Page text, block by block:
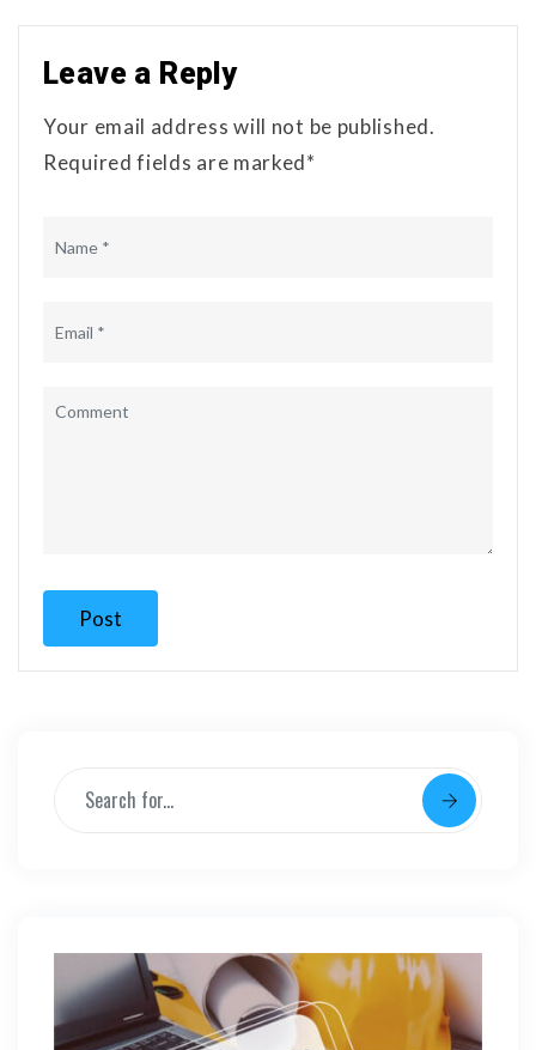
Leave a Reply
Your email address will not be published.
Required fields are marked*